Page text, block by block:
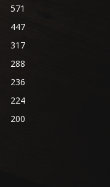
571
447
317
288
236
224
200